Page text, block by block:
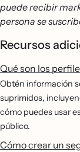
puede recibir
persona se
Recursos
Qué son los
Obtén información
suprimidos,
cómo puedes usar
público.
Cómo crear un